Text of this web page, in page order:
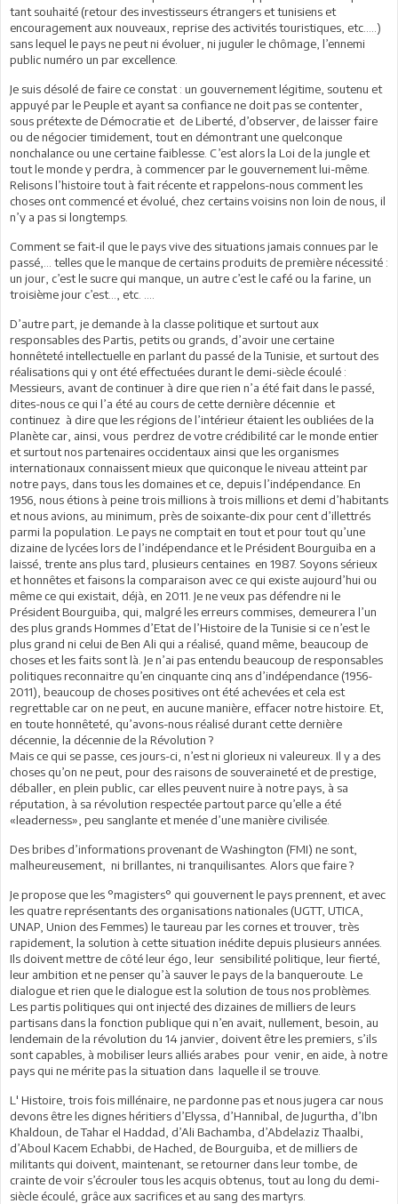
tant souhaité (retour des investisseurs étrangers et tunisiens et
encouragement aux nouveaux, reprise des activités touristiques, etc.….)
sans lequel le pays ne peut ni évoluer, ni juguler le chômage, l’ennemi
public numéro un par excellence.
Je suis désolé de faire ce constat : un gouvernement légitime, soutenu et
appuyé par le Peuple et ayant sa confiance ne doit pas se contenter,
sous prétexte de Démocratie et de Liberté, d’observer, de laisser faire
ou de négocier timidement, tout en démontrant une quelconque
nonchalance ou une certaine faiblesse. C’est alors la Loi de la jungle et
tout le monde y perdra, à commencer par le gouvernement lui-même.
Relisons l’histoire tout à fait récente et rappelons-nous comment les
choses ont commencé et évolué, chez certains voisins non loin de nous, il
n’y a pas si longtemps.
Comment se fait-il que le pays vive des situations jamais connues par le
passé,… telles que le manque de certains produits de première nécessité :
un jour, c’est le sucre qui manque, un autre c’est le café ou la farine, un
troisième jour c’est…, etc. ….
D’autre part, je demande à la classe politique et surtout aux
responsables des Partis, petits ou grands, d’avoir une certaine
honnêteté intellectuelle en parlant du passé de la Tunisie, et surtout des
réalisations qui y ont été effectuées durant le demi-siècle écoulé :
Messieurs, avant de continuer à dire que rien n’a été fait dans le passé,
dites-nous ce qui l’a été au cours de cette dernière décennie et
continuez à dire que les régions de l’intérieur étaient les oubliées de la
Planète car, ainsi, vous perdrez de votre crédibilité car le monde entier
et surtout nos partenaires occidentaux ainsi que les organismes
internationaux connaissent mieux que quiconque le niveau atteint par
notre pays, dans tous les domaines et ce, depuis l’indépendance. En
1956, nous étions à peine trois millions à trois millions et demi d’habitants
et nous avions, au minimum, près de soixante-dix pour cent d’illettrés
parmi la population. Le pays ne comptait en tout et pour tout qu’une
dizaine de lycées lors de l’indépendance et le Président Bourguiba en a
laissé, trente ans plus tard, plusieurs centaines en 1987. Soyons sérieux
et honnêtes et faisons la comparaison avec ce qui existe aujourd’hui ou
même ce qui existait, déjà, en 2011. Je ne veux pas défendre ni le
Président Bourguiba, qui, malgré les erreurs commises, demeurera l’un
des plus grands Hommes d’Etat de l’Histoire de la Tunisie si ce n’est le
plus grand ni celui de Ben Ali qui a réalisé, quand même, beaucoup de
choses et les faits sont là. Je n’ai pas entendu beaucoup de responsables
politiques reconnaitre qu’en cinquante cinq ans d’indépendance (1956-
2011), beaucoup de choses positives ont été achevées et cela est
regrettable car on ne peut, en aucune manière, effacer notre histoire. Et,
en toute honnêteté, qu’avons-nous réalisé durant cette dernière
décennie, la décennie de la Révolution ?
Mais ce qui se passe, ces jours-ci, n’est ni glorieux ni valeureux. Il y a des
choses qu’on ne peut, pour des raisons de souveraineté et de prestige,
déballer, en plein public, car elles peuvent nuire à notre pays, à sa
réputation, à sa révolution respectée partout parce qu’elle a été
«leaderness», peu sanglante et menée d’une manière civilisée.
Des bribes d’informations provenant de Washington (FMI) ne sont,
malheureusement, ni brillantes, ni tranquilisantes. Alors que faire ?
Je propose que les °magisters° qui gouvernent le pays prennent, et avec
les quatre représentants des organisations nationales (UGTT, UTICA,
UNAP, Union des Femmes) le taureau par les cornes et trouver, très
rapidement, la solution à cette situation inédite depuis plusieurs années.
Ils doivent mettre de côté leur égo, leur sensibilité politique, leur fierté,
leur ambition et ne penser qu’à sauver le pays de la banqueroute. Le
dialogue et rien que le dialogue est la solution de tous nos problèmes.
Les partis politiques qui ont injecté des dizaines de milliers de leurs
partisans dans la fonction publique qui n’en avait, nullement, besoin, au
lendemain de la révolution du 14 janvier, doivent être les premiers, s’ils
sont capables, à mobiliser leurs alliés arabes pour venir, en aide, à notre
pays qui ne mérite pas la situation dans laquelle il se trouve.
L' Histoire, trois fois millénaire, ne pardonne pas et nous jugera car nous
devons être les dignes héritiers d’Elyssa, d’Hannibal, de Jugurtha, d’Ibn
Khaldoun, de Tahar el Haddad, d’Ali Bachamba, d’Abdelaziz Thaalbi,
d’Aboul Kacem Echabbi, de Hached, de Bourguiba, et de milliers de
militants qui doivent, maintenant, se retourner dans leur tombe, de
crainte de voir s’écrouler tous les acquis obtenus, tout au long du demi-
siècle écoulé, grâce aux sacrifices et au sang des martyrs.